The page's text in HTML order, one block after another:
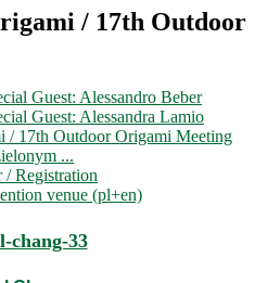
/ 17th Outdoor
Guest: Alessandro Beber
Guest: Alessandra Lamio
/ 17th Outdoor Origami Meeting
...
/ Registration
venue (pl+en)